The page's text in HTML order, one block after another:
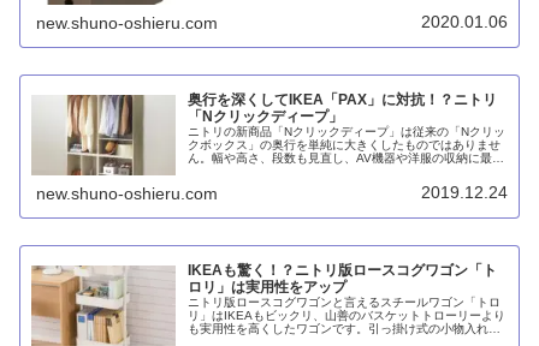
new.shuno-oshieru.com 2020.01.06
奥行を深くしてIKEA「PAX」に対抗！？ニトリ
「Nクリックディープ」
ニトリの新商品「Nクリックディープ」は従来の「Nクリッ
クボックス」の奥行を単純に大きくしたものではありませ
ん。幅や高さ、段数も見直し、AV機器や洋服の収納に最適
やしてIKEAのPAXワードローブシステムを目指すのではな
いかと勝手に予想しています。
new.shuno-oshieru.com 2019.12.24
IKEAも驚く！？ニトリ版ロースコグワゴン「ト
ロリ」は実用性をアップ
ニトリ版ロースコグワゴンと言えるスチールワゴン「トロ
リ」はIKEAもビックリ、山善のバスケットトローリーより
も実用性を高くしたワゴンです。引っ掛け式の小物入れが